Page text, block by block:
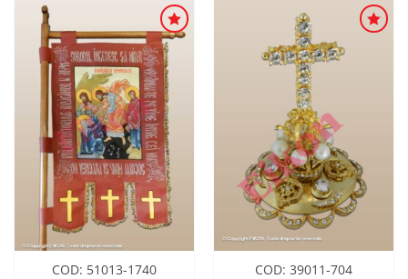
ADAUGA
ÎN
WISHLIST
COD: 51013-1740
ADAUGA
COD: 39011-704